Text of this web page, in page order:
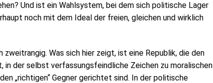
Und ist ein Wahlsystem, bei dem sich politische Lager
noch mit dem Ideal der freien, gleichen und wirklich
Was sich hier zeigt, ist eine Republik, die den
in der selbst verfassungsfeindliche Zeichen zu moralischen
„richtigen“ Gegner gerichtet sind. In der politische